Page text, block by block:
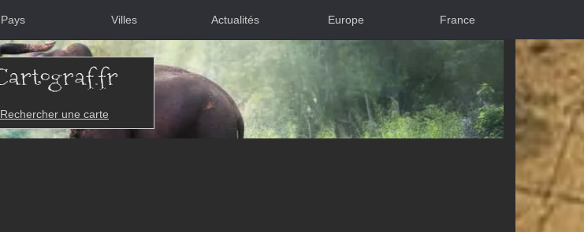
Pays Villes Actualités Europe France
Rechercher une carte